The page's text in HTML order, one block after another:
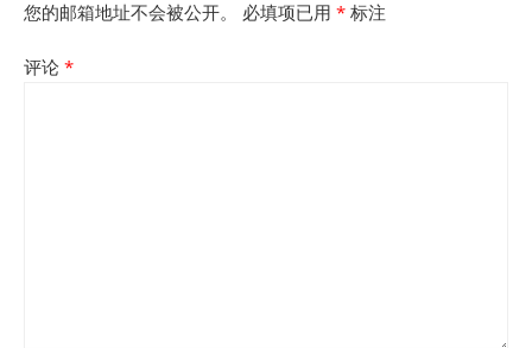
您的邮箱地址不会被公开。 必填项已用 * 标注
评论 *